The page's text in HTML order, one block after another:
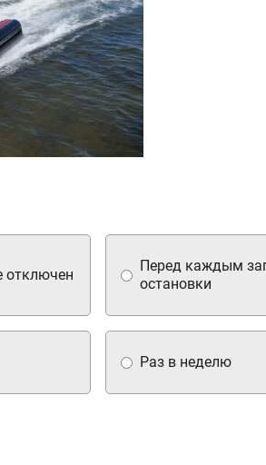
Перед каждым
остановки
отключен
Раз в неделю